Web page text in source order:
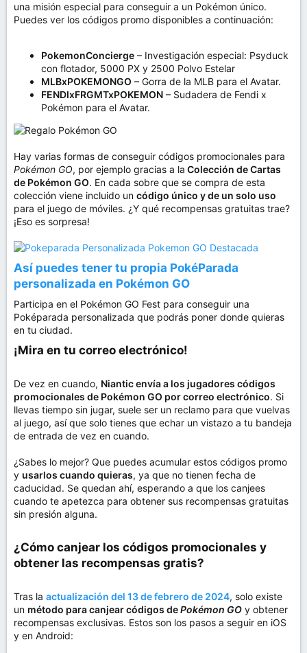
una misión especial para conseguir a un Pokémon único.
Puedes ver los códigos promo disponibles a continuación:
PokemonConcierge – Investigación especial: Psyduck
con flotador, 5000 PX y 2500 Polvo Estelar
MLBxPOKEMONGO – Gorra de la MLB para el Avatar.
FENDIxFRGMTxPOKEMON – Sudadera de Fendi x
Pokémon para el Avatar.
Hay varias formas de conseguir códigos promocionales para
Pokémon GO, por ejemplo gracias a la Colección de Cartas
de Pokémon GO. En cada sobre que se compra de esta
colección viene incluido un código único y de un solo uso
para el juego de móviles. ¿Y qué recompensas gratuitas trae?
¡Eso es sorpresa!
Así puedes tener tu propia PokéParada
personalizada en Pokémon GO
Participa en el Pokémon GO Fest para conseguir una
Poképarada personalizada que podrás poner donde quieras
en tu ciudad.
¡Mira en tu correo electrónico!​
De vez en cuando, Niantic envía a los jugadores códigos
promocionales de Pokémon GO por correo electrónico. Si
llevas tiempo sin jugar, suele ser un reclamo para que vuelvas
al juego, así que solo tienes que echar un vistazo a tu bandeja
de entrada de vez en cuando.
¿Sabes lo mejor? Que puedes acumular estos códigos promo
y usarlos cuando quieras, ya que no tienen fecha de
caducidad. Se quedan ahí, esperando a que los canjees
cuando te apetezca para obtener sus recompensas gratuitas
sin presión alguna.
¿Cómo canjear los códigos promocionales y
obtener las recompensas gratis?​
Tras la actualización del 13 de febrero de 2024, solo existe
un método para canjear códigos dePokémon GO y obtener
recompensas exclusivas. Estos son los pasos a seguir en iOS
y en Android: